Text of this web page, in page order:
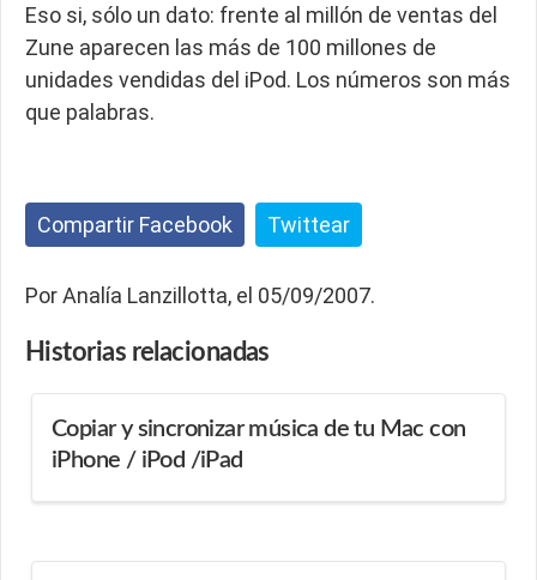
Eso si, sólo un dato: frente al millón de ventas del
Zune aparecen las más de 100 millones de
unidades vendidas del iPod. Los números son más
que palabras.
Compartir Facebook Twittear
Por Analía Lanzillotta, el 05/09/2007.
Historias relacionadas
Copiar y sincronizar música de tu Mac con
iPhone / iPod /iPad